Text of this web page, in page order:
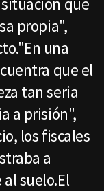
propia",
una
que el
tan seria
a prisión",
los fiscales
a
suelo.El